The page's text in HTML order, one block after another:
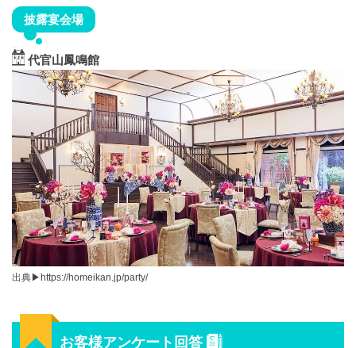
披露宴会場
代官山鳳鳴館
出典▶︎https://homeikan.jp/party/
お客様アンケート回答